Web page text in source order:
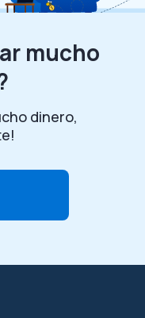
mucho
dinero,